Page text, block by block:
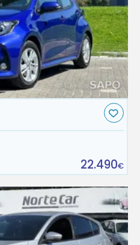
22.490€